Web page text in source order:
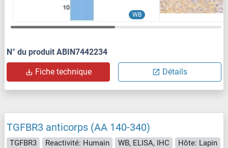
WB
N° du produit ABIN7442234
Fiche technique Détails
TGFBR3 anticorps (AA 140-340)
TGFBR3 Reactivité: Humain WB, ELISA, IHC
Hôte: Lapin